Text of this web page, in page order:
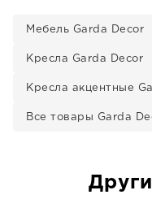
Мебель Garda Decor
Кресла Garda Decor
Кресла акцентные
Все товары Garda